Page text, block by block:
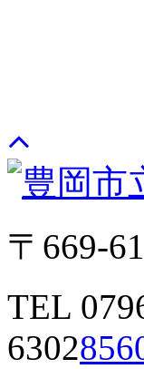
〒669-
TEL
6302